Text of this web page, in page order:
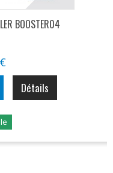
BOOSTER04
Détails